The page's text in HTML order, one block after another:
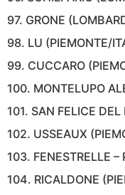
97. GRONE
98. LU (PIEMONTE/
99. CUCCARO
100. MONTELUPO
101. SAN FELICE
102. USSEAUX
103. FENESTRELLE
104. RICALDONE